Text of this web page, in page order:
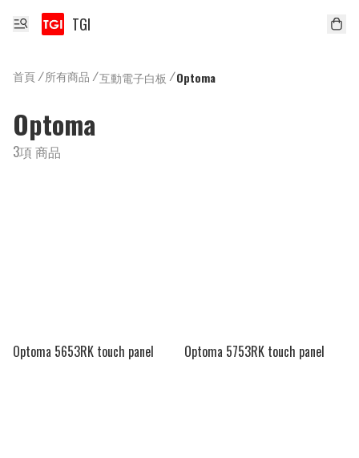
TGI
首頁/所有商品 /互動電子白板 /Optoma
Optoma
3項 商品
Optoma 5653RK touch panel Optoma 5753RK touch panel